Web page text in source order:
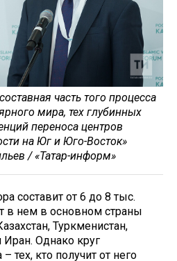
часть того процесса
мира, тех глубинных
переноса центров
на Юг и Юго-Восток»
/ «Татар-информ»
составит от 6 до 8 тыс.
в нем в основном страны
Туркменистан,
Однако круг
тех, кто получит от него